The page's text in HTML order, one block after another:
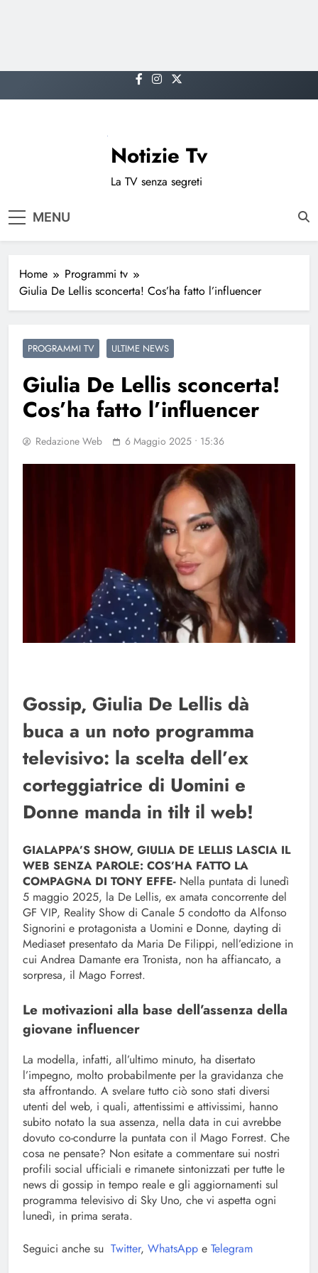
to
Notizie Tv
La TV senza segreti
MENU
Home
Programmi tv
Giulia De Lellis sconcerta! Cos’ha fatto l’influencer
PROGRAMMI TV ULTIME NEWS
Giulia De Lellis sconcerta!
Cos’ha fatto l’influencer
Redazione Web 6 Maggio 2025 • 15:36
Gossip, Giulia De Lellis dà
buca a un noto programma
televisivo: la scelta dell’ex
corteggiatrice di Uomini e
Donne manda in tilt il web!
GIALAPPA’S SHOW, GIULIA DE LELLIS LASCIA IL
WEB SENZA PAROLE: COS’HA FATTO LA
COMPAGNA DI TONY EFFE- Nella puntata di lunedì
5 maggio 2025, la De Lellis, ex amata concorrente del
GF VIP, Reality Show di Canale 5 condotto da Alfonso
Signorini e protagonista a Uomini e Donne, dayting di
Mediaset presentato da Maria De Filippi, nell’edizione in
cui Andrea Damante era Tronista, non ha affiancato, a
sorpresa, il Mago Forrest.
Le motivazioni alla base dell’assenza della
giovane influencer
La modella, infatti, all’ultimo minuto, ha disertato
l’impegno, molto probabilmente per la gravidanza che
sta affrontando. A svelare tutto ciò sono stati diversi
utenti del web, i quali, attentissimi e attivissimi, hanno
subito notato la sua assenza, nella data in cui avrebbe
dovuto co-condurre la puntata con il Mago Forrest. Che
cosa ne pensate? Non esitate a commentare sui nostri
profili social ufficiali e rimanete sintonizzati per tutte le
news di gossip in tempo reale e gli aggiornamenti sul
programma televisivo di Sky Uno, che vi aspetta ogni
lunedì, in prima serata.
Seguici anche su Twitter, WhatsApp e Telegram